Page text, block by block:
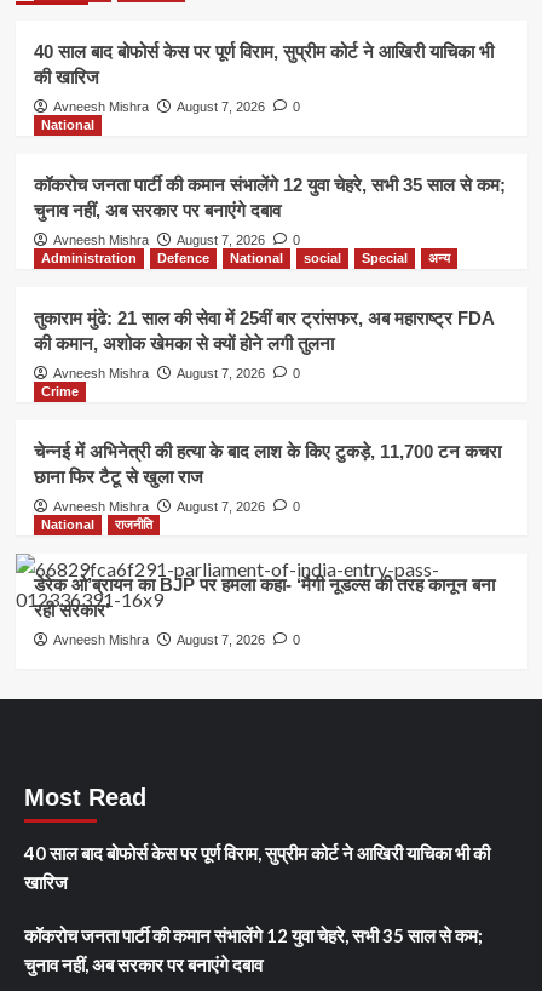
40 साल बाद बोफोर्स केस पर पूर्ण विराम, सुप्रीम कोर्ट ने आखिरी याचिका भी
की खारिज
Avneesh Mishra August 7, 2026
0
National
कॉकरोच जनता पार्टी की कमान संभालेंगे 12 युवा चेहरे, सभी 35 साल से कम;
चुनाव नहीं, अब सरकार पर बनाएंगे दबाव
Avneesh Mishra August 7, 2026
0
Administration
Defence National social Special अन्य
तुकाराम मुंढे: 21 साल की सेवा में 25वीं बार ट्रांसफर, अब महाराष्ट्र FDA
की कमान, अशोक खेमका से क्यों होने लगी तुलना
Avneesh Mishra August 7, 2026
0
Crime
चेन्नई में अभिनेत्री की हत्या के बाद लाश के किए टुकड़े, 11,700 टन कचरा
छाना फिर टैटू से खुला राज
Avneesh Mishra August 7, 2026
0
National
राजनीति
डेरेक ओ’ब्रायन का BJP पर हमला कहा- ‘मैगी नूडल्स की तरह कानून बना
रही सरकार’
Avneesh Mishra August 7, 2026 0
Most Read
40 साल बाद बोफोर्स केस पर पूर्ण विराम, सुप्रीम कोर्ट ने आखिरी याचिका भी की
खारिज
कॉकरोच जनता पार्टी की कमान संभालेंगे 12 युवा चेहरे, सभी 35 साल से कम;
चुनाव नहीं, अब सरकार पर बनाएंगे दबाव